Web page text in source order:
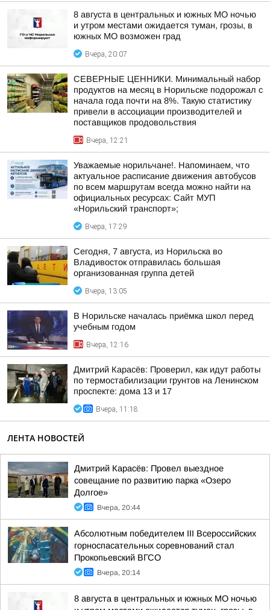
8 августа в центральных и южных МО ночью
и утром местами ожидается туман, грозы, в
южных МО возможен град
Вчера, 20:07
СЕВЕРНЫЕ ЦЕННИКИ. Минимальный набор
продуктов на месяц в Норильске подорожал с
начала года почти на 8%. Такую статистику
привели в ассоциации производителей и
поставщиков продовольствия
Вчера, 12:21
Уважаемые норильчане!. Напоминаем, что
актуальное расписание движения автобусов
по всем маршрутам всегда можно найти на
официальных ресурсах: Сайт МУП
«Норильский транспорт»;
Вчера, 17:29
Сегодня, 7 августа, из Норильска во
Владивосток отправилась большая
организованная группа детей
Вчера, 13:05
В Норильске началась приёмка школ перед
учебным годом
Вчера, 12:16
Дмитрий Карасёв: Проверил, как идут работы
по термостабилизации грунтов на Ленинском
проспекте: дома 13 и 17
Вчера, 11:18
ЛЕНТА НОВОСТЕЙ
Дмитрий Карасёв: Провел выездное
совещание по развитию парка «Озеро
Долгое»
Вчера, 20:44
Абсолютным победителем III Всероссийских
горноспасательных соревнований стал
Прокопьевский ВГСО
Вчера, 20:14
8 августа в центральных и южных МО ночью